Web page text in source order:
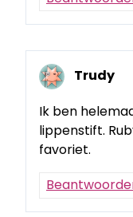
Trudy
Ik ben
lippenstift.
favoriet.